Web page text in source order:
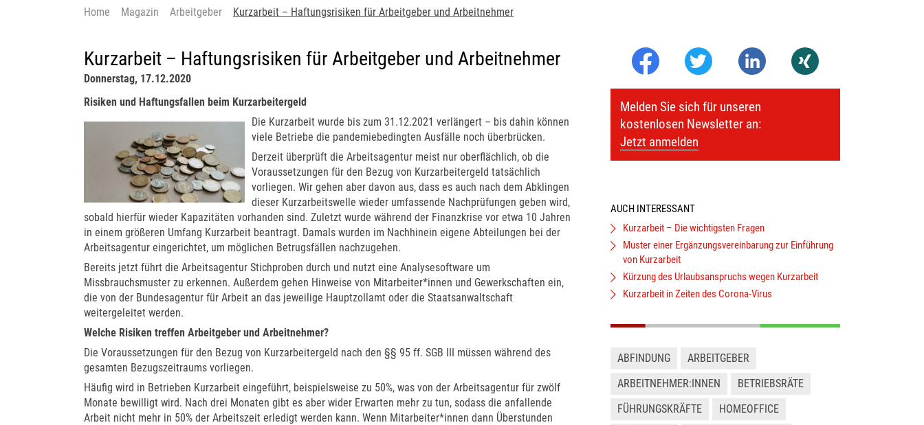
Home Magazin Arbeitgeber Kurzarbeit – Haftungsrisiken für Arbeitgeber und Arbeitnehmer
Kurzarbeit – Haftungsrisiken für Arbeitgeber und Arbeitnehmer
Donnerstag, 17.12.2020
Risiken und Haftungsfallen beim Kurzarbeitergeld
Die Kurzarbeit wurde bis zum 31.12.2021 verlängert – bis dahin können
viele Betriebe die pandemiebedingten Ausfälle noch überbrücken.
Derzeit überprüft die Arbeitsagentur meist nur oberflächlich, ob die
Voraussetzungen für den Bezug von Kurzarbeitergeld tatsächlich
vorliegen. Wir gehen aber davon aus, dass es auch nach dem Abklingen
dieser Kurzarbeitswelle wieder umfassende Nachprüfungen geben wird,
sobald hierfür wieder Kapazitäten vorhanden sind. Zuletzt wurde während der Finanzkrise vor etwa 10 Jahren
in einem größeren Umfang Kurzarbeit beantragt. Damals wurden im Nachhinein eigene Abteilungen bei der
Arbeitsagentur eingerichtet, um möglichen Betrugsfällen nachzugehen.
Bereits jetzt führt die Arbeitsagentur Stichproben durch und nutzt eine Analysesoftware um
Missbrauchsmuster zu erkennen. Außerdem gehen Hinweise von Mitarbeiter*innen und Gewerkschaften ein,
die von der Bundesagentur für Arbeit an das jeweilige Hauptzollamt oder die Staatsanwaltschaft
weitergeleitet werden.
Welche Risiken treffen Arbeitgeber und Arbeitnehmer?
Die Voraussetzungen für den Bezug von Kurzarbeitergeld nach den §§ 95 ff. SGB III müssen während des
gesamten Bezugszeitraums vorliegen.
Häufig wird in Betrieben Kurzarbeit eingeführt, beispielsweise zu 50%, was von der Arbeitsagentur für zwölf
Monate bewilligt wird. Nach drei Monaten gibt es aber wider Erwarten mehr zu tun, sodass die anfallende
Arbeit nicht mehr in 50% der Arbeitszeit erledigt werden kann. Wenn Mitarbeiter*innen dann Überstunden
Melden Sie sich für unseren
kostenlosen Newsletter an:
Jetzt anmelden
AUCH INTERESSANT
Kurzarbeit – Die wichtigsten Fragen
Muster einer Ergänzungsvereinbarung zur Einführung
von Kurzarbeit
Kürzung des Urlaubsanspruchs wegen Kurzarbeit
Kurzarbeit in Zeiten des Corona-Virus
ABFINDUNG
ARBEITGEBER
ARBEITNEHMER:INNEN
BETRIEBSRÄTE
FÜHRUNGSKRÄFTE
HOMEOFFICE